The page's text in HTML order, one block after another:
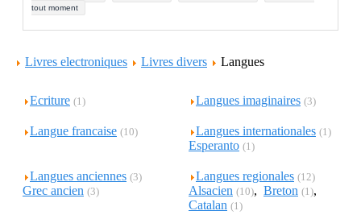
tout moment
Livres electroniques Livres divers Langues
Ecriture (1) Langues imaginaires (3)
Langue francaise (10) Langues internationales (1)
Esperanto (1)
Langues anciennes (3)
Grec ancien (3)
Langues regionales (12)
Alsacien (10), Breton (1),
Catalan (1)